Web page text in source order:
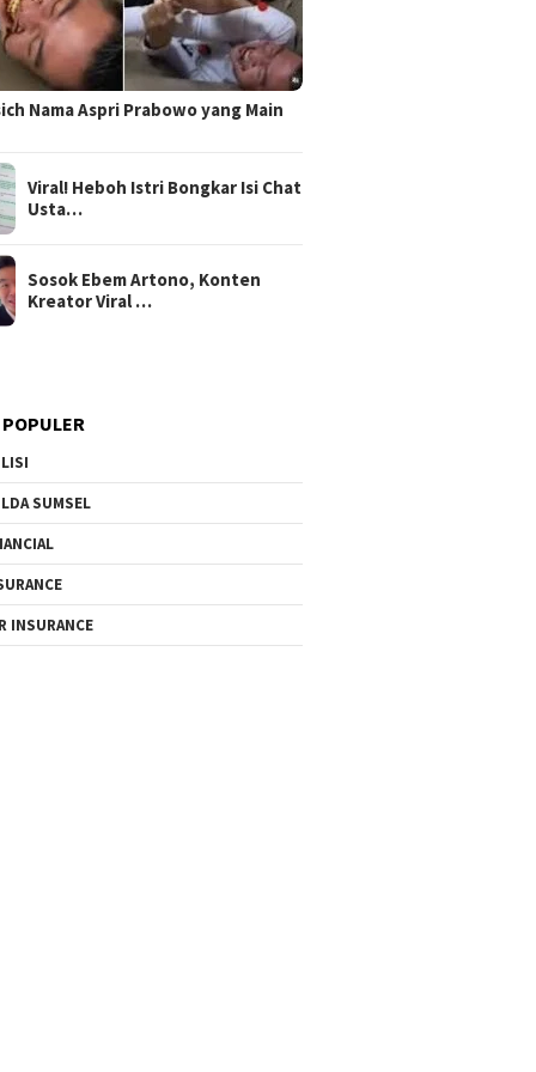
Nama Aspri Prabowo yang Main
Viral! Heboh Istri Bongkar Isi Chat
Usta…
Sosok Ebem Artono, Konten
Kreator Viral …
SUMSEL
INSURANCE